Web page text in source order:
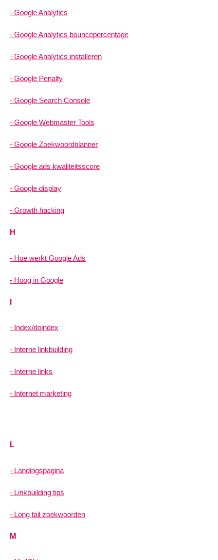
Google Analytics
Google Analytics bouncepercentage
Google Analytics installeren
Google Penalty
Google Search Console
Google Webmaster Tools
Google Zoekwoordplanner
Google ads kwaliteitsscore
Google display
Growth hacking
H
Hoe werkt Google Ads
Hoog in Google
Index/doindex
Interne linkbuilding
Interne links
Internet marketing
L
Landingspagina
Linkbuilding tips
Long tail zoekwoorden
M